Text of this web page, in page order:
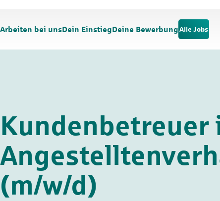
Arbeiten bei unsDein EinstiegDeine Bewerbung Alle Jobs
Kundenbetreuer
(m/w/d)